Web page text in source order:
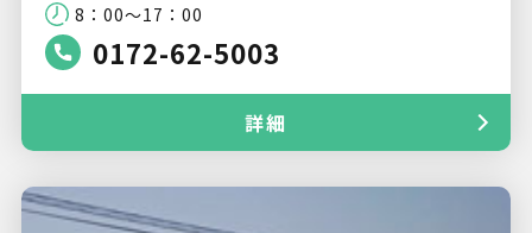
8：00～17：00
0172-62-5003
詳細